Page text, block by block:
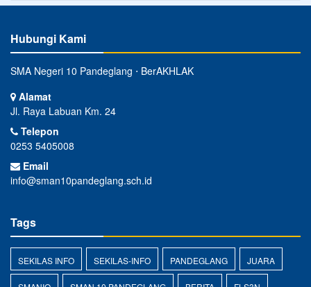
Hubungi Kami
SMA Negeri 10 Pandeglang ⋅ BerAKHLAK
Alamat
Jl. Raya Labuan Km. 24
Telepon
0253 5405008
Email
info@sman10pandeglang.sch.id
Tags
SEKILAS INFO SEKILAS-INFO PANDEGLANG JUARA